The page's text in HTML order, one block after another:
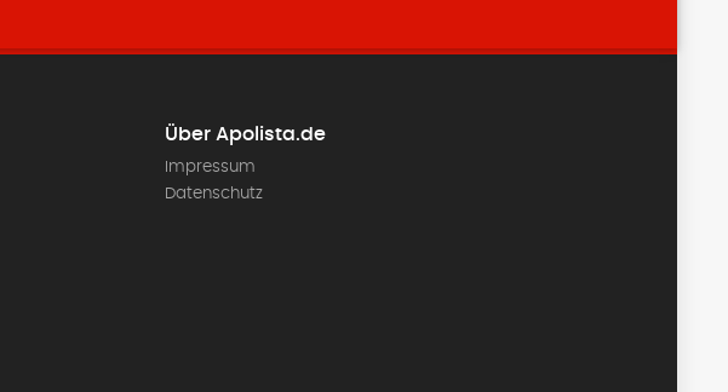
Über Apolista.de
Impressum
Datenschutz